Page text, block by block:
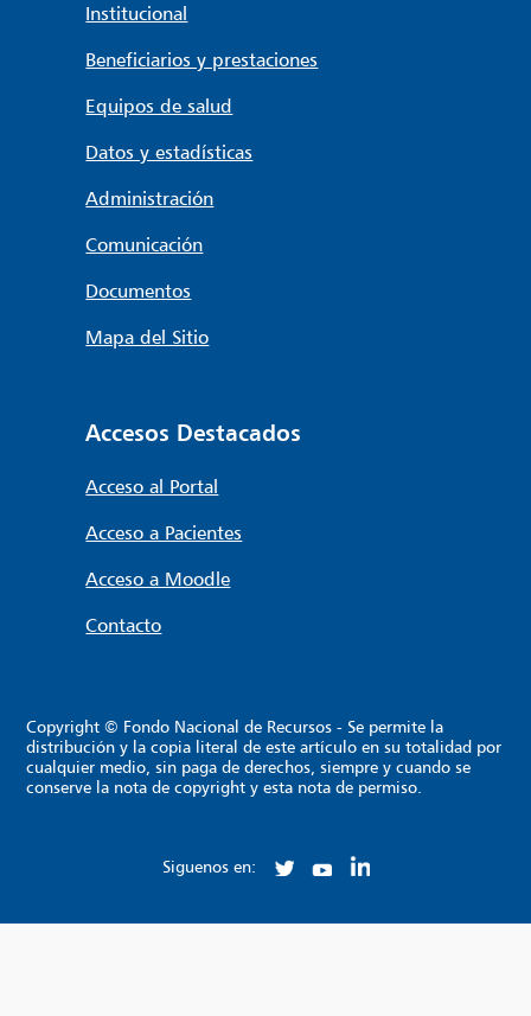
Institucional
Beneficiarios y prestaciones
Equipos de salud
Datos y estadísticas
Administración
Comunicación
Documentos
Mapa del Sitio
Accesos Destacados
Acceso al Portal
Acceso a Pacientes
Acceso a Moodle
Contacto
Copyright © Fondo Nacional de Recursos - Se permite la
distribución y la copia literal de este artículo en su totalidad por
cualquier medio, sin paga de derechos, siempre y cuando se
conserve la nota de copyright y esta nota de permiso.
Siguenos en: